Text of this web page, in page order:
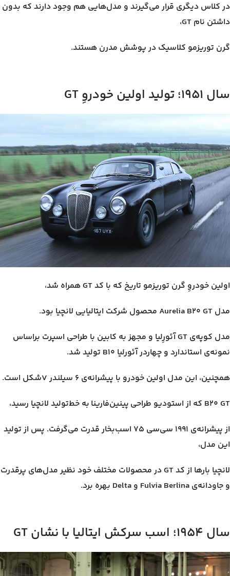
در کلاس دیگری قرار می‌گیرند و مدل‌هایی هم وجود دارند که بدون
داشتن نام GT،
گرن توریزمو کلاسیک در پوشش مدرن هستند.
سال ۱۹۵۱؛ تولید اولین خودروِ GT
اولین خودروِ گرن توریزمو تاریخ که با کد GT همراه شد،
مدل Aurelia B20 GT محصول شرکت ایتالیایی لانچیا بود.
مدل کوپه‌ی GT آئورِلیا و مجهز به کابین با طراحی اسپرت براساس
نمونه‌ی استاندارد و چهاردر آئورلیا B10 تولید شد.
همچنین، این مدل اولین خودرو با پیشرانه‌ی ۶ سیلندر Vشکل است.
B20 GT که از استودیو طراحی پینین‌فارینا به خط‌تولید لانچیا رسید،
از پیشرانه‌ی ۱۹۹۱ سی‌سی ۷۵ اسب‌بخار قدرت می‌گرفت. پس از تولید
این مدل،
لانچیا بارها از کد GT در محصولات مختلف خود نظیر مدل‌های پرقدرت
و جاودانه‌ی Fulvia Berlina و Delta بهره برد.
سال ۱۹۵۴؛ اسب سرکش ایتالیا با نشان GT